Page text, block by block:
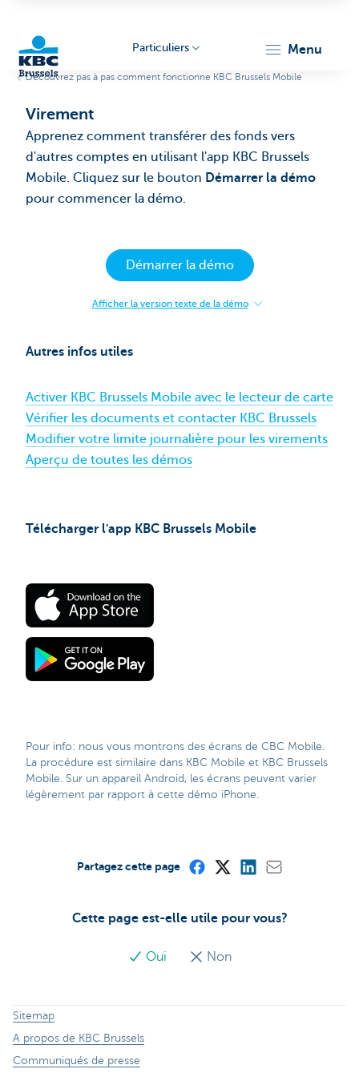
Particuliers menu
Découvrez pas à pas comment fonctionne KBC Brussels Mobile
Virement
Apprenez comment transférer des fonds vers
d'autres comptes en utilisant l'app KBC Brussels
Mobile. Cliquez sur le bouton Démarrer la démo
pour commencer la démo.
Démarrer la démo
Afficher la version texte de la démo
:
Autres infos utiles
Activer KBC Brussels Mobile avec le lecteur de carte
Vérifier les documents et contacter KBC Brussels
Modifier votre limite journalière pour les virements
Aperçu de toutes les démos
Télécharger l'app KBC Brussels Mobile
Pour info: nous vous montrons des écrans de CBC Mobile.
La procédure est similaire dans KBC Mobile et KBC Brussels
Mobile. Sur un appareil Android, les écrans peuvent varier
légèrement par rapport à cette démo iPhone.
Cette page est-elle utile pour vous?
Oui Non
Partagez cette page
Sitemap
A propos de KBC Brussels
Communiqués de presse